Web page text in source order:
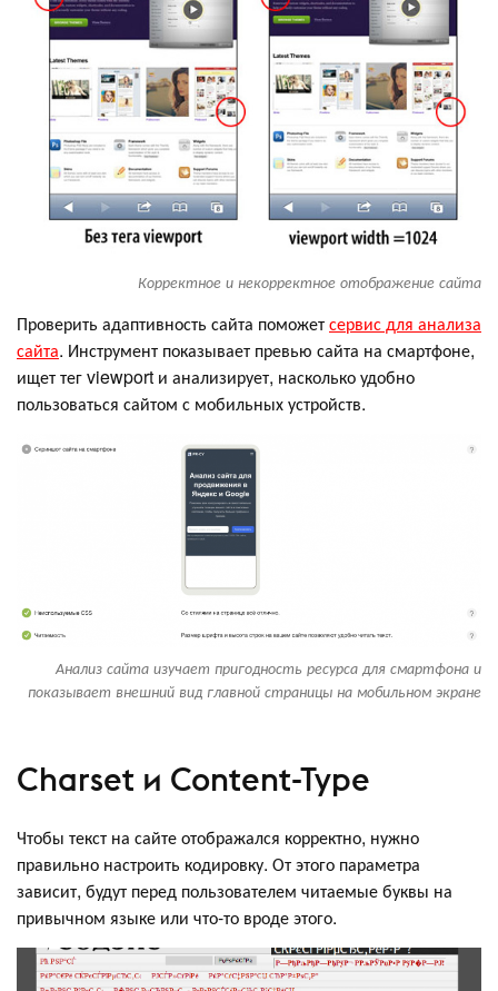
Корректное и некорректное отображение сайта
Проверить адаптивность сайта поможетсервис для анализа
сайта. Инструмент показывает превью сайта на смартфоне,
ищет тег viewport и анализирует, насколько удобно
пользоваться сайтом с мобильных устройств.
Анализ сайта изучает пригодность ресурса для смартфона и
показывает внешний вид главной страницы на мобильном экране
Charset и Content-Type
Чтобы текст на сайте отображался корректно, нужно
правильно настроить кодировку. От этого параметра
зависит, будут перед пользователем читаемые буквы на
привычном языке или что-то вроде этого.